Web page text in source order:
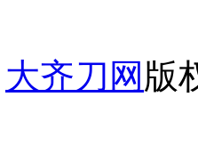
大齐刀网 版